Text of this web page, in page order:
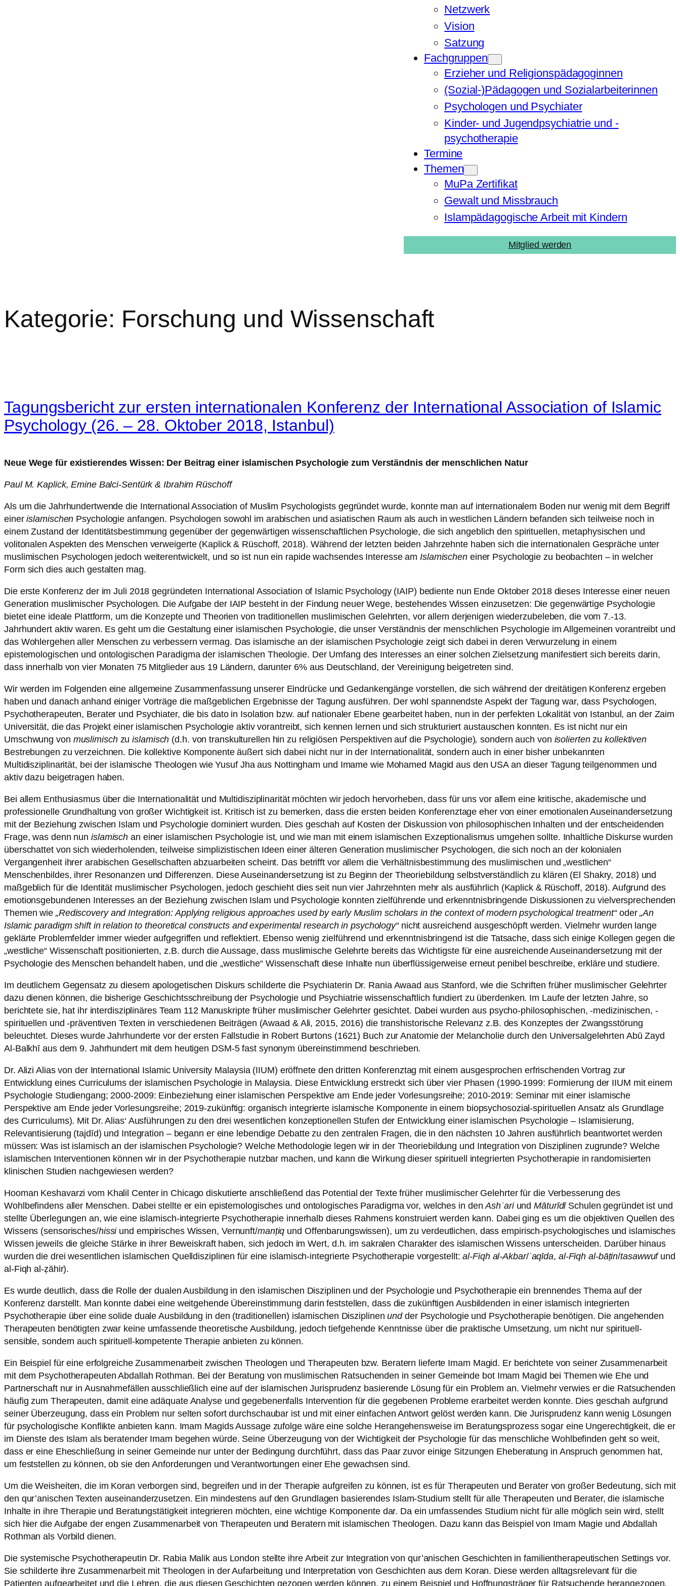
Netzwerk
Vision
Satzung
Fachgruppen
Erzieher und Religionspädagoginnen
(Sozial-)Pädagogen und Sozialarbeiterinnen
Psychologen und Psychiater
Kinder- und Jugendpsychiatrie und -
psychotherapie
Termine
Themen
MuPa Zertifikat
Gewalt und Missbrauch
Islampädagogische Arbeit mit Kindern
Mitglied werden
Kategorie: Forschung und Wissenschaft
Tagungsbericht zur ersten internationalen Konferenz der International Association of Islamic
Psychology (26. – 28. Oktober 2018, Istanbul)
Neue Wege für existierendes Wissen: Der Beitrag einer islamischen Psychologie zum Verständnis der menschlichen Natur
Paul M. Kaplick, Emine Balci-Sentürk & Ibrahim Rüschoff
Als um die Jahrhundertwende die International Association of Muslim Psychologists gegründet wurde, konnte man auf internationalem Boden nur wenig mit dem Begriff
einerislamischen Psychologie anfangen. Psychologen sowohl im arabischen und asiatischen Raum als auch in westlichen Ländern befanden sich teilweise noch in
einem Zustand der Identitätsbestimmung gegenüber der gegenwärtigen wissenschaftlichen Psychologie, die sich angeblich den spirituellen, metaphysischen und
volitonalen Aspekten des Menschen verweigerte (Kaplick & Rüschoff, 2018). Während der letzten beiden Jahrzehnte haben sich die internationalen Gespräche unter
muslimischen Psychologen jedoch weiterentwickelt, und so ist nun ein rapide wachsendes Interesse amIslamischeneiner Psychologie zu beobachten – in welcher
Form sich dies auch gestalten mag.
Die erste Konferenz der im Juli 2018 gegründeten International Association of Islamic Psychology (IAIP) bediente nun Ende Oktober 2018 dieses Interesse einer neuen
Generation muslimischer Psychologen. Die Aufgabe der IAIP besteht in der Findung neuer Wege, bestehendes Wissen einzusetzen: Die gegenwärtige Psychologie
bietet eine ideale Plattform, um die Konzepte und Theorien von traditionellen muslimischen Gelehrten, vor allem derjenigen wiederzubeleben, die vom 7.-13.
Jahrhundert aktiv waren. Es geht um die Gestaltung einer islamischen Psychologie, die unser Verständnis der menschlichen Psychologie im Allgemeinen vorantreibt und
das Wohlergehen aller Menschen zu verbessern vermag. Das islamische an der islamischen Psychologie zeigt sich dabei in deren Verwurzelung in einem
epistemologischen und ontologischen Paradigma der islamischen Theologie. Der Umfang des Interesses an einer solchen Zielsetzung manifestiert sich bereits darin,
dass innerhalb von vier Monaten 75 Mitglieder aus 19 Ländern, darunter 6% aus Deutschland, der Vereinigung beigetreten sind.
Wir werden im Folgenden eine allgemeine Zusammenfassung unserer Eindrücke und Gedankengänge vorstellen, die sich während der dreitätigen Konferenz ergeben
haben und danach anhand einiger Vorträge die maßgeblichen Ergebnisse der Tagung ausführen. Der wohl spannendste Aspekt der Tagung war, dass Psychologen,
Psychotherapeuten, Berater und Psychiater, die bis dato in Isolation bzw. auf nationaler Ebene gearbeitet haben, nun in der perfekten Lokalität von Istanbul, an der Zaim
Universität, die das Projekt einer islamischen Psychologie aktiv vorantreibt, sich kennen lernen und sich strukturiert austauschen konnten. Es ist nicht nur ein
Umschwung von muslimischzuislamisch (d.h. von transkulturellen hin zu religiösen Perspektiven auf die Psychologie), sondern auch von isoliertenzukollektiven
Bestrebungen zu verzeichnen. Die kollektive Komponente äußert sich dabei nicht nur in der Internationalität, sondern auch in einer bisher unbekannten
Multidisziplinarität, bei der islamische Theologen wie Yusuf Jha aus Nottingham und Imame wie Mohamed Magid aus den USA an dieser Tagung teilgenommen und
aktiv dazu beigetragen haben.
Bei allem Enthusiasmus über die Internationalität und Multidisziplinarität möchten wir jedoch hervorheben, dass für uns vor allem eine kritische, akademische und
professionelle Grundhaltung von großer Wichtigkeit ist. Kritisch ist zu bemerken, dass die ersten beiden Konferenztage eher von einer emotionalen Auseinandersetzung
mit der Beziehung zwischen Islam und Psychologie dominiert wurden. Dies geschah auf Kosten der Diskussion von philosophischen Inhalten und der entscheidenden
Frage, was denn nun islamisch an einer islamischen Psychologie ist, und wie man mit einem islamischen Exzeptionalismus umgehen sollte. Inhaltliche Diskurse wurden
überschattet von sich wiederholenden, teilweise simplizistischen Ideen einer älteren Generation muslimischer Psychologen, die sich noch an der kolonialen
Vergangenheit ihrer arabischen Gesellschaften abzuarbeiten scheint. Das betrifft vor allem die Verhältnisbestimmung des muslimischen und „westlichen“
Menschenbildes, ihrer Resonanzen und Differenzen. Diese Auseinandersetzung ist zu Beginn der Theoriebildung selbstverständlich zu klären (El Shakry, 2018) und
maßgeblich für die Identität muslimischer Psychologen, jedoch geschieht dies seit nun vier Jahrzehnten mehr als ausführlich (Kaplick & Rüschoff, 2018). Aufgrund des
emotionsgebundenen Interesses an der Beziehung zwischen Islam und Psychologie konnten zielführende und erkenntnisbringende Diskussionen zu vielversprechenden
Themen wie „Rediscovery and Integration: Applying religious approaches used by early Muslim scholars in the context of modern psychological treatment“oder„An
Islamic paradigm shift in relation to theoretical constructs and experimental research in psychology“ nicht ausreichend ausgeschöpft werden. Vielmehr wurden lange
geklärte Problemfelder immer wieder aufgegriffen und reflektiert. Ebenso wenig zielführend und erkenntnisbringend ist die Tatsache, dass sich einige Kollegen gegen die
„westliche“ Wissenschaft positionierten, z.B. durch die Aussage, dass muslimische Gelehrte bereits das Wichtigste für eine ausreichende Auseinandersetzung mit der
Psychologie des Menschen behandelt haben, und die „westliche“ Wissenschaft diese Inhalte nun überflüssigerweise erneut penibel beschreibe, erkläre und studiere.
Im deutlichem Gegensatz zu diesem apologetischen Diskurs schilderte die Psychiaterin Dr. Rania Awaad aus Stanford, wie die Schriften früher muslimischer Gelehrter
dazu dienen können, die bisherige Geschichtsschreibung der Psychologie und Psychiatrie wissenschaftlich fundiert zu überdenken. Im Laufe der letzten Jahre, so
berichtete sie, hat ihr interdisziplinäres Team 112 Manuskripte früher muslimischer Gelehrter gesichtet. Dabei wurden aus psycho-philosophischen, -medizinischen, -
spirituellen und -präventiven Texten in verschiedenen Beiträgen (Awaad & Ali, 2015, 2016) die transhistorische Relevanz z.B. des Konzeptes der Zwangsstörung
beleuchtet. Dieses wurde Jahrhunderte vor der ersten Fallstudie in Robert Burtons (1621) Buch zur Anatomie der Melancholie durch den Universalgelehrten Abū Zayd
Al-Balkhī aus dem 9. Jahrhundert mit dem heutigen DSM-5 fast synonym übereinstimmend beschrieben.
Dr. Alizi Alias von der International Islamic University Malaysia (IIUM) eröffnete den dritten Konferenztag mit einem ausgesprochen erfrischenden Vortrag zur
Entwicklung eines Curriculums der islamischen Psychologie in Malaysia. Diese Entwicklung erstreckt sich über vier Phasen (1990-1999: Formierung der IIUM mit einem
Psychologie Studiengang; 2000-2009: Einbeziehung einer islamischen Perspektive am Ende jeder Vorlesungsreihe; 2010-2019: Seminar mit einer islamische
Perspektive am Ende jeder Vorlesungsreihe; 2019-zukünftig: organisch integrierte islamische Komponente in einem biopsychosozial-spirituellen Ansatz als Grundlage
des Curriculums). Mit Dr. Alias‘ Ausführungen zu den drei wesentlichen konzeptionellen Stufen der Entwicklung einer islamischen Psychologie – Islamisierung,
Relevantisierung (tajdīd) und Integration – begann er eine lebendige Debatte zu den zentralen Fragen, die in den nächsten 10 Jahren ausführlich beantwortet werden
müssen: Was ist islamisch an der islamischen Psychologie? Welche Methodologie legen wir in der Theoriebildung und Integration von Disziplinen zugrunde? Welche
islamischen Interventionen können wir in der Psychotherapie nutzbar machen, und kann die Wirkung dieser spirituell integrierten Psychotherapie in randomisierten
klinischen Studien nachgewiesen werden?
Hooman Keshavarzi vom Khalil Center in Chicago diskutierte anschließend das Potential der Texte früher muslimischer Gelehrter für die Verbesserung des
Wohlbefindens aller Menschen. Dabei stellte er ein epistemologisches und ontologisches Paradigma vor, welches in denAshʿariundMāturīdīSchulen gegründet ist und
stellte Überlegungen an, wie eine islamisch-integrierte Psychotherapie innerhalb dieses Rahmens konstruiert werden kann. Dabei ging es um die objektiven Quellen des
Wissens (sensorisches/hissiund empirisches Wissen, Vernunft/manṭiq und Offenbarungswissen), um zu verdeutlichen, dass empirisch-psychologisches und islamisches
Wissen jeweils die gleiche Stärke in ihrer Beweiskraft haben, sich jedoch im Wert, d.h. im sakralen Charakter des islamischen Wissens unterscheiden. Darüber hinaus
wurden die drei wesentlichen islamischen Quelldisziplinen für eine islamisch-integrierte Psychotherapie vorgestellt:al-Fiqh al-Akbar/ʿaqīda, al-Fiqh al-bāṭin/tasawwuf und
al-Fiqh al-ẓāhir).
Es wurde deutlich, dass die Rolle der dualen Ausbildung in den islamischen Disziplinen und der Psychologie und Psychotherapie ein brennendes Thema auf der
Konferenz darstellt. Man konnte dabei eine weitgehende Übereinstimmung darin feststellen, dass die zukünftigen Ausbildenden in einer islamisch integrierten
Psychotherapie über eine solide duale Ausbildung in den (traditionellen) islamischen Disziplinenundder Psychologie und Psychotherapie benötigen. Die angehenden
Therapeuten benötigten zwar keine umfassende theoretische Ausbildung, jedoch tiefgehende Kenntnisse über die praktische Umsetzung, um nicht nur spirituell-
sensible, sondern auch spirituell-kompetente Therapie anbieten zu können.
Ein Beispiel für eine erfolgreiche Zusammenarbeit zwischen Theologen und Therapeuten bzw. Beratern lieferte Imam Magid. Er berichtete von seiner Zusammenarbeit
mit dem Psychotherapeuten Abdallah Rothman. Bei der Beratung von muslimischen Ratsuchenden in seiner Gemeinde bot Imam Magid bei Themen wie Ehe und
Partnerschaft nur in Ausnahmefällen ausschließlich eine auf der islamischen Jurisprudenz basierende Lösung für ein Problem an. Vielmehr verwies er die Ratsuchenden
häufig zum Therapeuten, damit eine adäquate Analyse und gegebenenfalls Intervention für die gegebenen Probleme erarbeitet werden konnte. Dies geschah aufgrund
seiner Überzeugung, dass ein Problem nur selten sofort durchschaubar ist und mit einer einfachen Antwort gelöst werden kann. Die Jurisprudenz kann wenig Lösungen
für psychologische Konflikte anbieten kann. Imam Magids Aussage zufolge wäre eine solche Herangehensweise im Beratungsprozess sogar eine Ungerechtigkeit, die er
im Dienste des Islam als beratender Imam begehen würde. Seine Überzeugung von der Wichtigkeit der Psychologie für das menschliche Wohlbefinden geht so weit,
dass er eine Eheschließung in seiner Gemeinde nur unter der Bedingung durchführt, dass das Paar zuvor einige Sitzungen Eheberatung in Anspruch genommen hat,
um feststellen zu können, ob sie den Anforderungen und Verantwortungen einer Ehe gewachsen sind.
Um die Weisheiten, die im Koran verborgen sind, begreifen und in der Therapie aufgreifen zu können, ist es für Therapeuten und Berater von großer Bedeutung, sich mit
den qur’anischen Texten auseinanderzusetzen. Ein mindestens auf den Grundlagen basierendes Islam-Studium stellt für alle Therapeuten und Berater, die islamische
Inhalte in ihre Therapie und Beratungstätigkeit integrieren möchten, eine wichtige Komponente dar. Da ein umfassendes Studium nicht für alle möglich sein wird, stellt
sich hier die Aufgabe der engen Zusammenarbeit von Therapeuten und Beratern mit islamischen Theologen. Dazu kann das Beispiel von Imam Magie und Abdallah
Rothman als Vorbild dienen.
Die systemische Psychotherapeutin Dr. Rabia Malik aus London stellte ihre Arbeit zur Integration von qur’anischen Geschichten in familientherapeutischen Settings vor.
Sie schilderte ihre Zusammenarbeit mit Theologen in der Aufarbeitung und Interpretation von Geschichten aus dem Koran. Diese werden alltagsrelevant für die
Patienten aufgearbeitet und die Lehren, die aus diesen Geschichten gezogen werden können, zu einem Beispiel und Hoffnungsträger für Ratsuchende herangezogen.